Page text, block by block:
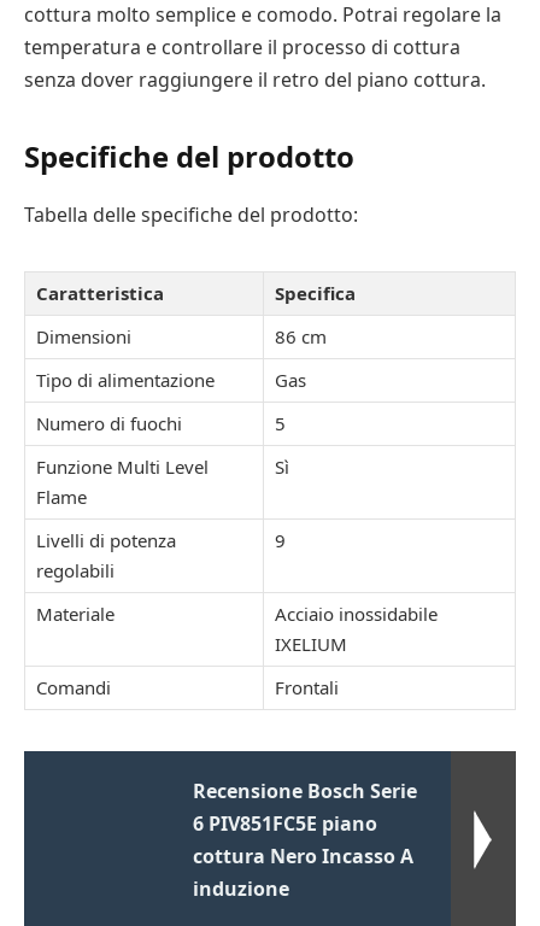
cottura molto semplice e comodo. Potrai regolare la
temperatura e controllare il processo di cottura
senza dover raggiungere il retro del piano cottura.
Specifiche del prodotto
Tabella delle specifiche del prodotto:
Caratteristica
Specifica
Dimensioni
86 cm
Tipo di alimentazione
Gas
Numero di fuochi
5
Funzione Multi Level
Flame
Sì
Livelli di potenza
regolabili
9
Materiale
Acciaio inossidabile
IXELIUM
Comandi
Frontali
Recensione Bosch Serie
6 PIV851FC5E piano
cottura Nero Incasso A
induzione